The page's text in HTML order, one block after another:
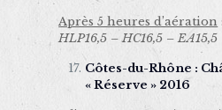
Après 5 heures d’aération
HLP16,5 – HC16,5 – EA15,5
Côtes-du-Rhône :
« Réserve » 2016